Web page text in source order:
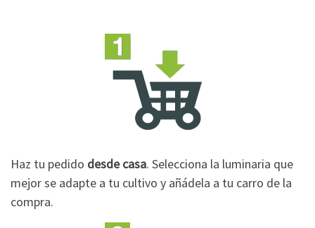
Haz tu pedido desde casa. Selecciona la luminaria que
mejor se adapte a tu cultivo y añádela a tu carro de la
compra.